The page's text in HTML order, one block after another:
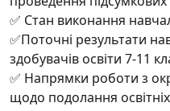
✅ Стан виконання
✅Поточні результати
здобувачів освіти 7-11
✅ Напрямки роботи з
щодо подолання